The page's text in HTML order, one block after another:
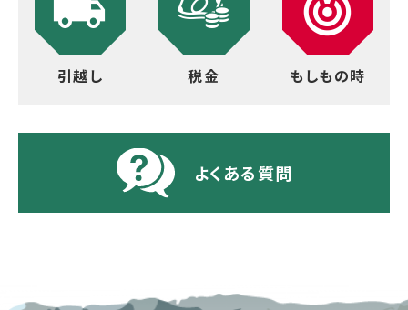
引越し 税金 もしもの時
よくある質問